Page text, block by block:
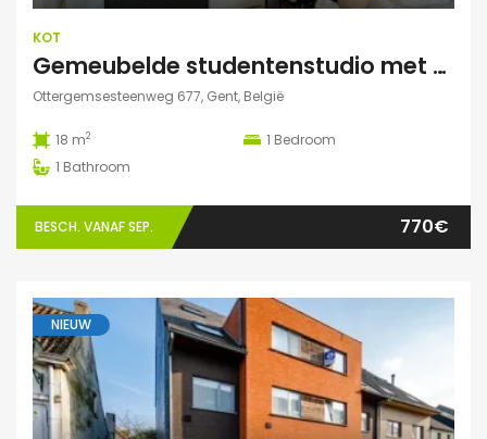
KOT
Gemeubelde studentenstudio met privéparking op toplocatie nabij UZ Gent en UGent
Ottergemsesteenweg 677, Gent, België
18 m2 1 Bedroom
1 Bathroom
BESCH. VANAF SEP. 770€
NIEUW